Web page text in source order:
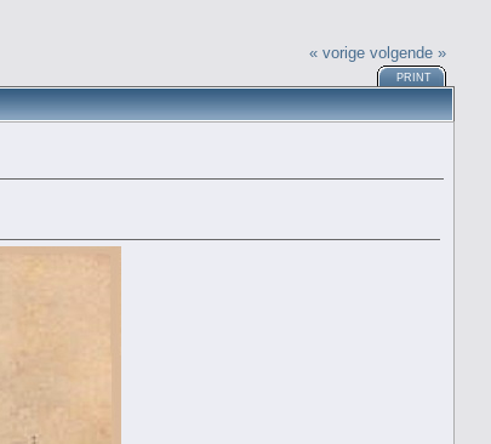
« vorige volgende »
PRINT